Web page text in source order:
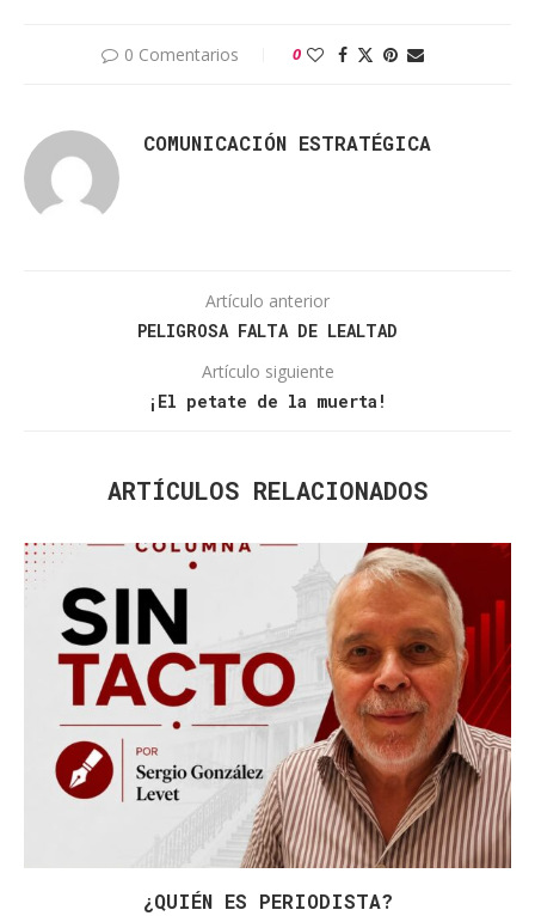
0 Comentarios 0
COMUNICACIÓN ESTRATÉGICA
Artículo anterior
PELIGROSA FALTA DE LEALTAD
Artículo siguiente
¡El petate de la muerta!
ARTÍCULOS RELACIONADOS
¿QUIÉN ES PERIODISTA?